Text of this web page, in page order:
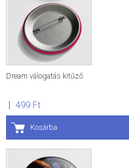
Dream válogatás kitűző
499 Ft
Kosárba